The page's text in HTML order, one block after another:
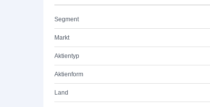
Segment
Markt
Aktientyp
Aktienform
Land